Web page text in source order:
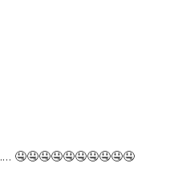
🤤🤤🤤🤤🤤🤤🤤🤤🤤🤤